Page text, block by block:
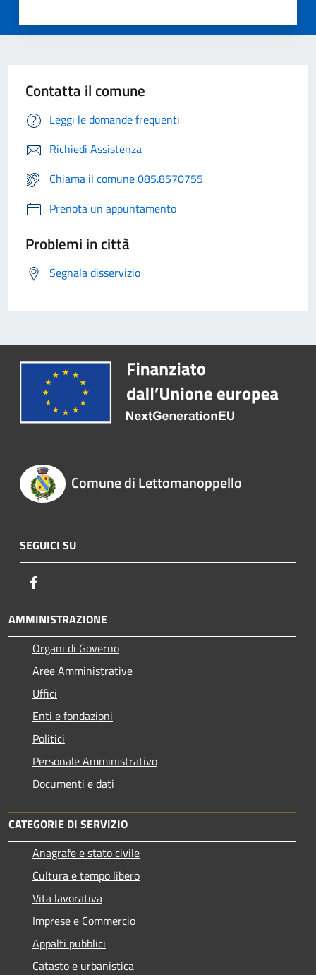
Contatta il comune
Leggi le domande frequenti
Richiedi Assistenza
Chiama il comune 085.8570755
Prenota un appuntamento
Problemi in città
Segnala disservizio
Comune di Lettomanoppello
SEGUICI SU
AMMINISTRAZIONE
Organi di Governo
Aree Amministrative
Uffici
Enti e fondazioni
Politici
Personale Amministrativo
Documenti e dati
CATEGORIE DI SERVIZIO
Anagrafe e stato civile
Cultura e tempo libero
Vita lavorativa
Imprese e Commercio
Appalti pubblici
Catasto e urbanistica